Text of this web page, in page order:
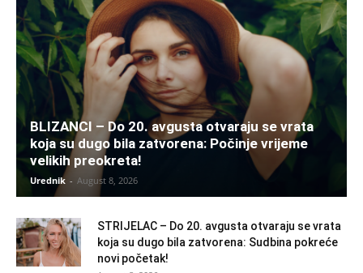
BLIZANCI – Do 20. avgusta otvaraju se vrata
koja su dugo bila zatvorena: Počinje vrijeme
velikih preokreta!
Urednik - August 8, 2026
STRIJELAC – Do 20. avgusta otvaraju se vrata
koja su dugo bila zatvorena: Sudbina pokreće
novi početak!